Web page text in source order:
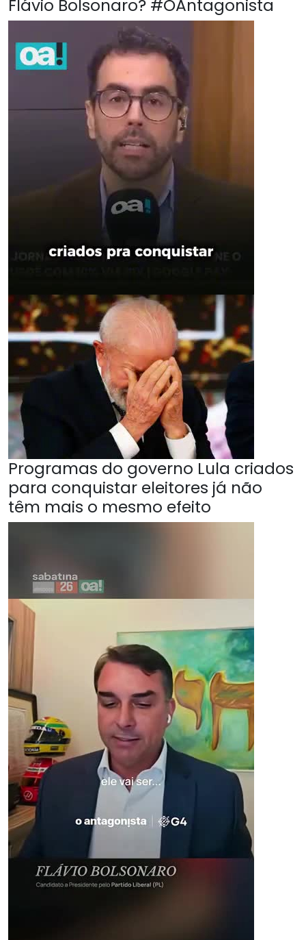
Flávio Bolsonaro? #OAntagonista
Programas do governo Lula criados
para conquistar eleitores já não
têm mais o mesmo efeito